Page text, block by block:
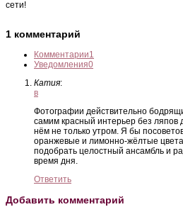
сети!
1 комментарий
Комментарии1
Уведомления0
Катия:
в
Фотографии действительно
самим красный интерьер без ляпов
нём не только утром. Я бы
оранжевые и лимонно-жёлтые
подобрать целостный ансамбль и
время дня.
Ответить
Добавить комментарий